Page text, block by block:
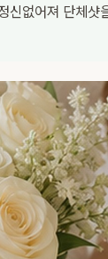
신없어져 단체샷